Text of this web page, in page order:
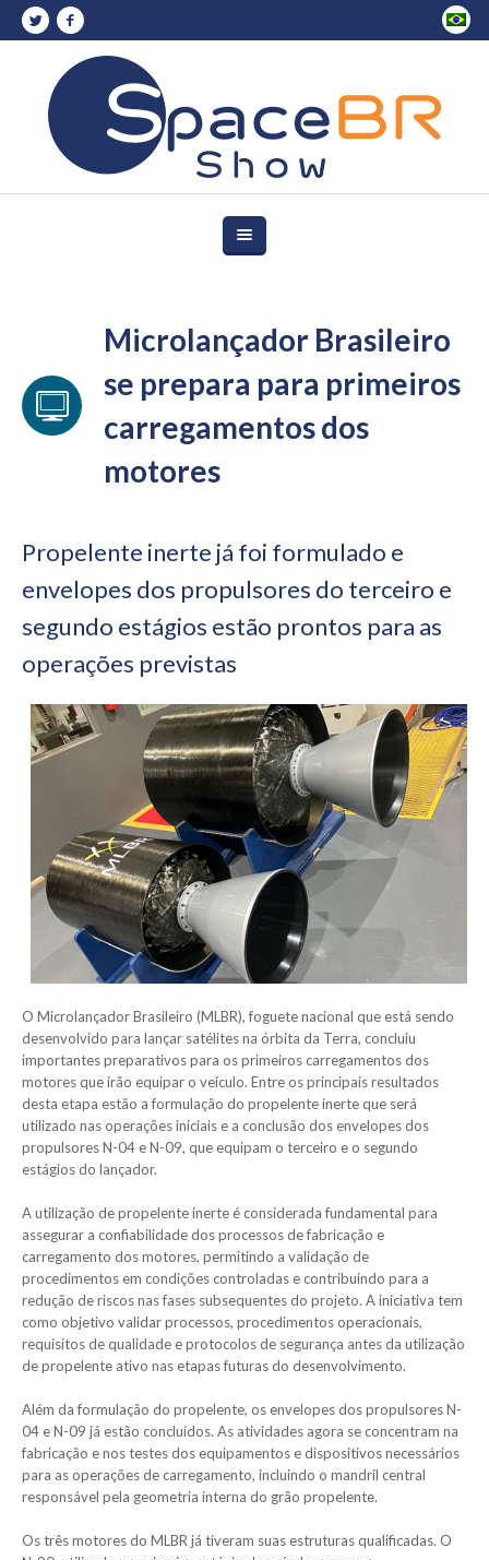
Microlançador Brasileiro
se prepara para primeiros
carregamentos dos
motores
Propelente inerte já foi formulado e
envelopes dos propulsores do terceiro e
segundo estágios estão prontos para as
operações previstas
O Microlançador Brasileiro (MLBR), foguete nacional que está sendo
desenvolvido para lançar satélites na órbita da Terra, concluiu
importantes preparativos para os primeiros carregamentos dos
motores que irão equipar o veículo. Entre os principais resultados
desta etapa estão a formulação do propelente inerte que será
utilizado nas operações iniciais e a conclusão dos envelopes dos
propulsores N-04 e N-09, que equipam o terceiro e o segundo
estágios do lançador.
A utilização de propelente inerte é considerada fundamental para
assegurar a confiabilidade dos processos de fabricação e
carregamento dos motores, permitindo a validação de
procedimentos em condições controladas e contribuindo para a
redução de riscos nas fases subsequentes do projeto. A iniciativa tem
como objetivo validar processos, procedimentos operacionais,
requisitos de qualidade e protocolos de segurança antes da utilização
de propelente ativo nas etapas futuras do desenvolvimento.
Além da formulação do propelente, os envelopes dos propulsores N-
04 e N-09 já estão concluídos. As atividades agora se concentram na
fabricação e nos testes dos equipamentos e dispositivos necessários
para as operações de carregamento, incluindo o mandril central
responsável pela geometria interna do grão propelente.
Os três motores do MLBR já tiveram suas estruturas qualificadas. O